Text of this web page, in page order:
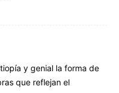
y genial la forma de
que reflejan el